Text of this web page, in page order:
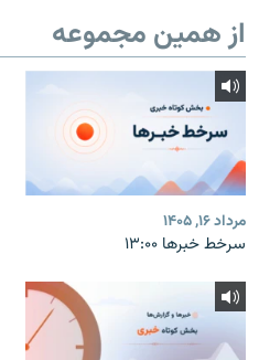
از همین مجموعه
مرداد ۱۶, ۱۴۰۵
سرخط خبرها ۱۳:۰۰